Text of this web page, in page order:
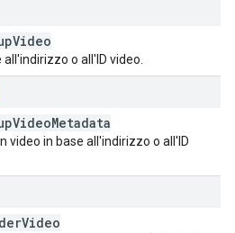
Video
o all'ID video.
VideoMetadata
video in base all'indirizzo o all'ID
Video